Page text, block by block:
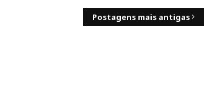
Postagens mais antigas